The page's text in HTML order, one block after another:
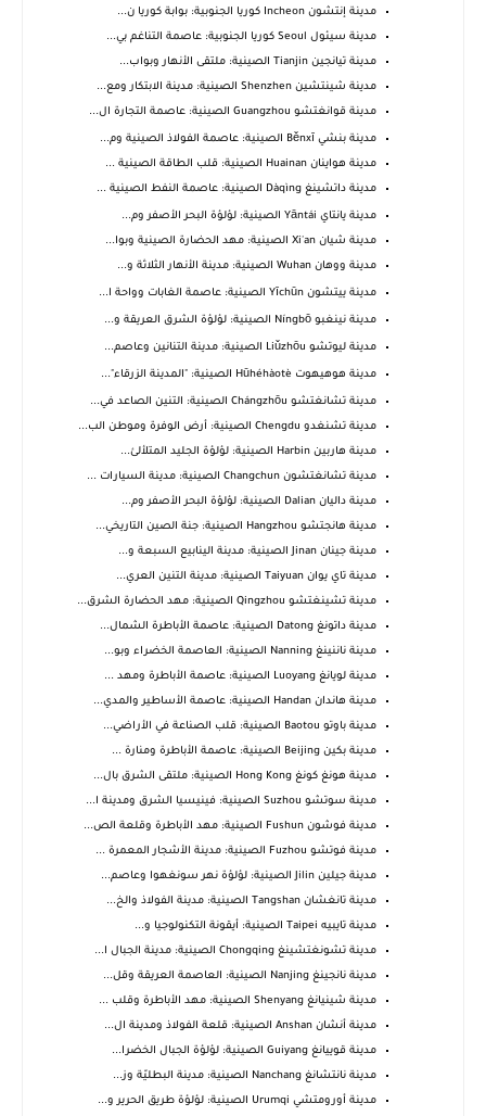
مدينة إنتشون Incheon كوريا الجنوبية: بوابة كوريا ن...
مدينة سيئول Seoul كوريا الجنوبية: عاصمة التناغم بي...
مدينة تيانجين Tianjin الصينية: ملتقى الأنهار وبواب...
مدينة شينتشين Shenzhen الصينية: مدينة الابتكار ومع...
مدينة قوانغتشو Guangzhou الصينية: عاصمة التجارة ال...
مدينة بنشي Běnxī الصينية: عاصمة الفولاذ الصينية وم...
مدينة هواينان Huainan الصينية: قلب الطاقة الصينية ...
مدينة داتشينغ Dàqìng الصينية: عاصمة النفط الصينية ...
مدينة يانتاي Yāntái الصينية: لؤلؤة البحر الأصفر وم...
مدينة شيان Xi'an الصينية: مهد الحضارة الصينية وبوا...
مدينة ووهان Wuhan الصينية: مدينة الأنهار الثلاثة و...
مدينة ييتشون Yīchūn الصينية: عاصمة الغابات وواحة ا...
مدينة نينغبو Níngbō الصينية: لؤلؤة الشرق العريقة و...
مدينة ليوتشو Liǔzhōu الصينية: مدينة التنانين وعاصم...
مدينة هوهيهوت Hūhéhàotè الصينية: "المدينة الزرقاء"...
مدينة تشانغتشو Chángzhōu الصينية: التنين الصاعد في...
مدينة تشنغدو Chengdu الصينية: أرض الوفرة وموطن الب...
مدينة هاربين Harbin الصينية: لؤلؤة الجليد المتلألئ...
مدينة تشانغتشون Changchun الصينية: مدينة السيارات ...
مدينة داليان Dalian الصينية: لؤلؤة البحر الأصفر وم...
مدينة هانجتشو Hangzhou الصينية: جنة الصين التاريخي...
مدينة جينان Jinan الصينية: مدينة الينابيع السبعة و...
مدينة تاي يوان Taiyuan الصينية: مدينة التنين العري...
مدينة تشينغتشو Qingzhou الصينية: مهد الحضارة الشرق...
مدينة داتونغ Datong الصينية: عاصمة الأباطرة الشمال...
مدينة ناننينغ Nanning الصينية: العاصمة الخضراء وبو...
مدينة لويانغ Luoyang الصينية: عاصمة الأباطرة ومهد ...
مدينة هاندان Handan الصينية: عاصمة الأساطير والمدي...
مدينة باوتو Baotou الصينية: قلب الصناعة في الأراضي...
مدينة بكين Beijing الصينية: عاصمة الأباطرة ومنارة ...
مدينة هونغ كونغ Hong Kong الصينية: ملتقى الشرق بال...
مدينة سوتشو Suzhou الصينية: فينيسيا الشرق ومدينة ا...
مدينة فوشون Fushun الصينية: مهد الأباطرة وقلعة الص...
مدينة فوتشو Fuzhou الصينية: مدينة الأشجار المعمرة ...
مدينة جيلين Jilin الصينية: لؤلؤة نهر سونغهوا وعاصم...
مدينة تانغشان Tangshan الصينية: مدينة الفولاذ والخ...
مدينة تايبيه Taipei الصينية: أيقونة التكنولوجيا و...
مدينة تشونغتشينغ Chongqing الصينية: مدينة الجبال ا...
مدينة نانجينغ Nanjing الصينية: العاصمة العريقة وقل...
مدينة شينيانغ Shenyang الصينية: مهد الأباطرة وقلب ...
مدينة أنشان Anshan الصينية: قلعة الفولاذ ومدينة ال...
مدينة قوييانغ Guiyang الصينية: لؤلؤة الجبال الخضرا...
مدينة نانتشانغ Nanchang الصينية: مدينة البطليّة وز...
مدينة أورومتشي Urumqi الصينية: لؤلؤة طريق الحرير و...